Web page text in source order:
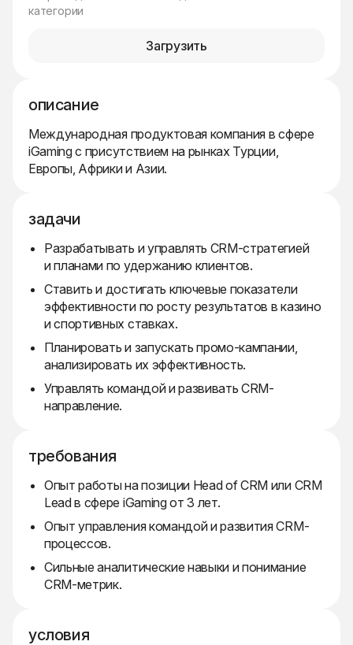
категории
Загрузить
описание
Международная продуктовая компания в сфере
iGaming с присутствием на рынках Турции,
Европы, Африки и Азии.
задачи
Разрабатывать и управлять CRM-стратегией
и планами по удержанию клиентов.
Ставить и достигать ключевые показатели
эффективности по росту результатов в казино
и спортивных ставках.
Планировать и запускать промо-кампании,
анализировать их эффективность.
Управлять командой и развивать CRM-
направление.
требования
Опыт работы на позиции Head of CRM или CRM
Lead в сфере iGaming от 3 лет.
Опыт управления командой и развития CRM-
процессов.
Сильные аналитические навыки и понимание
CRM-метрик.
условия